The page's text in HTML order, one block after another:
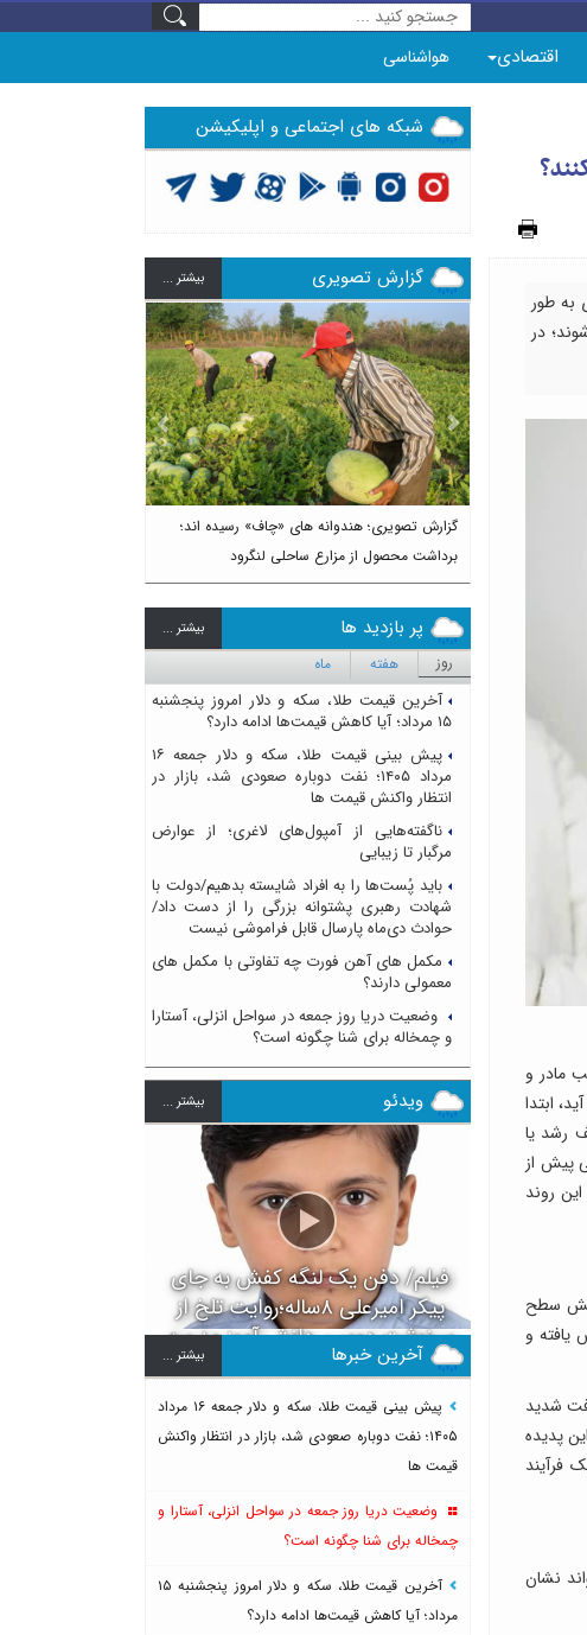
اقتصادی هواشناسی
به طور
در
مادر و
ابتدا
رشد یا
پیش از
روند
سطح
یافته و
شدید
پدیده
فرآیند
نشان
شبکه های اجتماعی و اپلیکیشن
گزارش تصویری بيشتر ...
گزارش تصویری؛ هندوانه های «چاف» رسیده اند؛
برداشت محصول از مزارع ساحلی لنگرود
Previous Next
پر بازدید ها بيشتر ...
روز هفته ماه
آخرین قیمت طلا، سکه و دلار امروز پنجشنبه
۱۵ مرداد؛ آیا کاهش قیمت‌ها ادامه دارد؟
پیش بینی قیمت طلا، سکه و دلار جمعه ۱۶
مرداد ۱۴۰۵؛ نفت دوباره صعودی شد، بازار در
انتظار واکنش قیمت ها
ناگفته‌هایی از آمپول‌های لاغری؛ از عوارض
مرگبار تا زیبایی
باید پُست‌ها را به افراد شایسته بدهیم/دولت با
شهادت رهبری پشتوانه بزرگی را از دست داد/
حوادث دی‌ماه پارسال قابل فراموشی نیست
مکمل های آهن فورت چه تفاوتی با مکمل های
معمولی دارند؟
وضعیت دریا روز جمعه در سواحل انزلی، آستارا
و چمخاله برای شنا چگونه است؟
ویدئو بيشتر ...
فیلم/ دفن یک لنگه کفش به جای
پیکر امیرعلی ۸ساله؛روایت تلخ از
سرنوشت دومین دانش آموز مدرسه
میناب بعد از ماکان
آخرین خبرها بيشتر ...
پیش بینی قیمت طلا، سکه و دلار جمعه ۱۶ مرداد
۱۴۰۵؛ نفت دوباره صعودی شد، بازار در انتظار واکنش
قیمت ها
وضعیت دریا روز جمعه در سواحل انزلی، آستارا و
چمخاله برای شنا چگونه است؟
آخرین قیمت طلا، سکه و دلار امروز پنجشنبه ۱۵
مرداد؛ آیا کاهش قیمت‌ها ادامه دارد؟